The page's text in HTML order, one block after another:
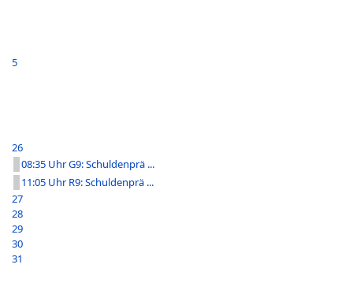
5
26
08:35 Uhr G9: Schuldenprä ...
11:05 Uhr R9: Schuldenprä ...
27
28
29
30
31